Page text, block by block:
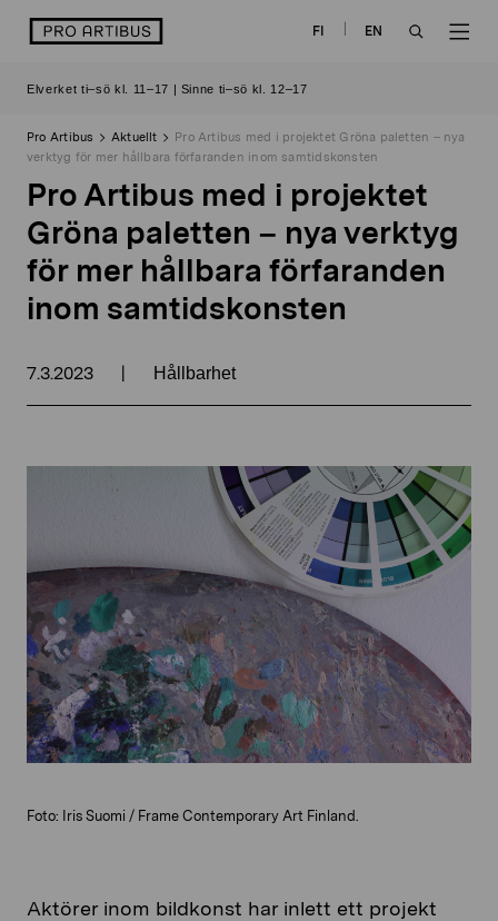
logo FI
EN
Elverket ti–sö kl. 11–17 | Sinne ti–sö kl. 12–17
Pro Artibus Aktuellt
Pro Artibus med i projektet Gröna paletten – nya
verktyg för mer hållbara förfaranden inom samtidskonsten
Pro Artibus med i projektet
Gröna paletten – nya verktyg
för mer hållbara förfaranden
inom samtidskonsten
7.3.2023 | Hållbarhet
Foto: Iris Suomi / Frame Contemporary Art Finland.
Aktörer inom bildkonst har inlett ett projekt